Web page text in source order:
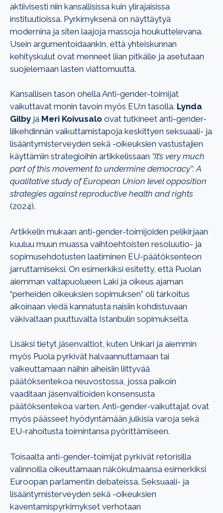
aktiivisesti niin kansallisissa kuin ylirajaisissa
instituutioissa. Pyrkimyksenä on näyttäytyä
modernina ja siten laajoja massoja houkuttelevana.
Usein argumentoidaankin, että yhteiskunnan
kehityskulut ovat menneet liian pitkälle ja asetutaan
suojelemaan lasten viattomuutta.
Kansallisen tason ohella Anti-gender-toimijat
vaikuttavat monin tavoin myös EU:n tasolla. Lynda
Gilby ja Meri Koivusalo ovat tutkineet anti-gender-
liikehdinnän vaikuttamistapoja keskittyen seksuaali- ja
lisääntymisterveyden sekä -oikeuksien vastustajien
käyttämiin strategioihin artikkelissaan “It’s very much
part of this movement to undermine democracy”: A
qualitative study of European Union level opposition
strategies against reproductive health and rights
(2024).
Artikkelin mukaan anti-gender-toimijoiden pelikirjaan
kuuluu muun muassa vaihtoehtoisten resoluutio- ja
sopimusehdotusten laatiminen EU-päätöksenteon
jarruttamiseksi. On esimerkiksi esitetty, että Puolan
aiemman valtapuolueen Laki ja oikeus ajaman
“perheiden oikeuksien sopimuksen” oli tarkoitus
aikoinaan viedä kannatusta naisiin kohdistuvaan
väkivaltaan puuttuvalta Istanbulin sopimukselta.
Lisäksi tietyt jäsenvaltiot, kuten Unkari ja aiemmin
myös Puola pyrkivät halvaannuttamaan tai
vaikeuttamaan näihin aiheisiin liittyvää
päätöksentekoa neuvostossa, jossa paikoin
vaaditaan jäsenvaltioiden konsensusta
päätöksentekoa varten. Anti-gender-vaikuttajat ovat
myös päässeet hyödyntämään julkisia varoja sekä
EU-rahoitusta toimintansa pyörittämiseen.
Toisaalta anti-gender-toimijat pyrkivät retorisilla
valinnoilla oikeuttamaan näkökulmaansa esimerkiksi
Euroopan parlamentin debateissa. Seksuaali- ja
lisääntymisterveyden sekä -oikeuksien
kaventamispyrkimykset verhotaan